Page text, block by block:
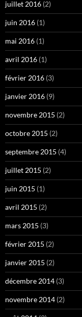
juillet 2016 (2)
juin 2016 (1)
mai 2016 (1)
avril 2016 (1)
février 2016 (3)
janvier 2016 (9)
novembre 2015 (2)
octobre 2015 (2)
septembre 2015 (4)
juillet 2015 (2)
juin 2015 (1)
avril 2015 (2)
mars 2015 (3)
février 2015 (2)
janvier 2015 (2)
décembre 2014 (3)
novembre 2014 (2)